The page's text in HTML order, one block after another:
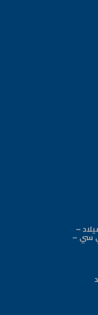
–
سي –